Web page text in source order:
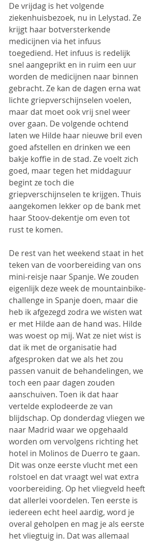
De vrijdag is het volgende
ziekenhuisbezoek, nu in Lelystad. Ze
krijgt haar botversterkende
medicijnen via het infuus
toegediend. Het infuus is redelijk
snel aangeprikt en in ruim een uur
worden de medicijnen naar binnen
gebracht. Ze kan de dagen erna wat
lichte griepverschijnselen voelen,
maar dat moet ook vrij snel weer
over gaan. De volgende ochtend
laten we Hilde haar nieuwe bril even
goed afstellen en drinken we een
bakje koffie in de stad. Ze voelt zich
goed, maar tegen het middaguur
begint ze toch die
griepverschijnselen te krijgen. Thuis
aangekomen lekker op de bank met
haar Stoov-dekentje om even tot
rust te komen.
De rest van het weekend staat in het
teken van de voorbereiding van ons
mini-reisje naar Spanje. We zouden
eigenlijk deze week de mountainbike-
challenge in Spanje doen, maar die
heb ik afgezegd zodra we wisten wat
er met Hilde aan de hand was. Hilde
was woest op mij. Wat ze niet wist is
dat ik met de organisatie had
afgesproken dat we als het zou
passen vanuit de behandelingen, we
toch een paar dagen zouden
aanschuiven. Toen ik dat haar
vertelde explodeerde ze van
blijdschap. Op donderdag vliegen we
naar Madrid waar we opgehaald
worden om vervolgens richting het
hotel in Molinos de Duerro te gaan.
Dit was onze eerste vlucht met een
rolstoel en dat vraagt wel wat extra
voorbereiding. Op het vliegveld heeft
dat allerlei voordelen. Ten eerste is
iedereen echt heel aardig, word je
overal geholpen en mag je als eerste
het vliegtuig in. Dat was allemaal